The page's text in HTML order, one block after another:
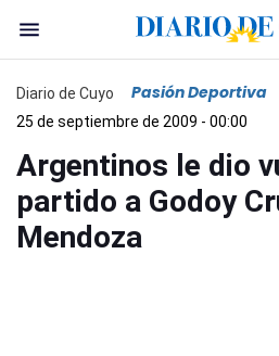
Diario de Cuyo Pasión Deportiva
25 de septiembre de 2009 - 00:00
Argentinos le dio
partido a Godoy
Mendoza